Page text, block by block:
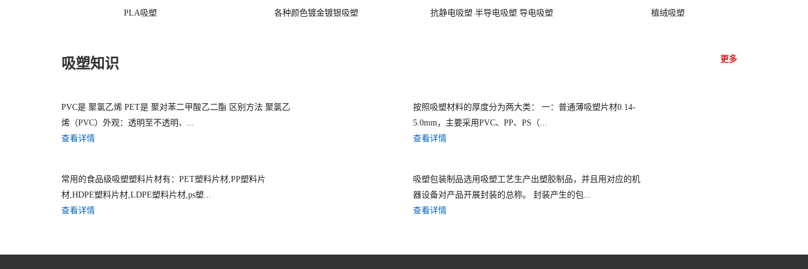
PLA吸塑 各种颜色镀金镀银吸塑 抗静电吸塑 半导电吸塑 导电吸塑 植绒吸塑
吸塑知识 更多
PVC是 聚氯乙烯 PET是 聚对苯二甲酸乙二酯 区别方法 聚氯乙
烯（PVC）外观：透明至不透明、...
查看详情
按照吸塑材料的厚度分为两大类： 一：普通薄吸塑片材0.14-
5.0mm，主要采用PVC、PP、PS（...
查看详情
常用的食品级吸塑塑料片材有：PET塑料片材,PP塑料片
材,HDPE塑料片材,LDPE塑料片材,ps塑...
查看详情
吸塑包装制品选用吸塑工艺生产出塑胶制品，并且用对应的机
器设备对产品开展封装的总称。 封装产生的包...
查看详情